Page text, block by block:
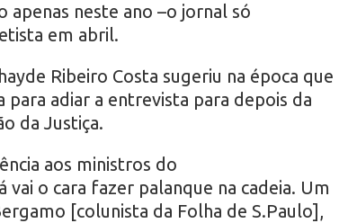
apenas neste ano –o jornal só
em abril.
Ribeiro Costa sugeriu na época que
adiar a entrevista para depois da
da Justiça.
aos ministros do
vai o cara fazer palanque na cadeia. Um
[colunista da Folha de S.Paulo],